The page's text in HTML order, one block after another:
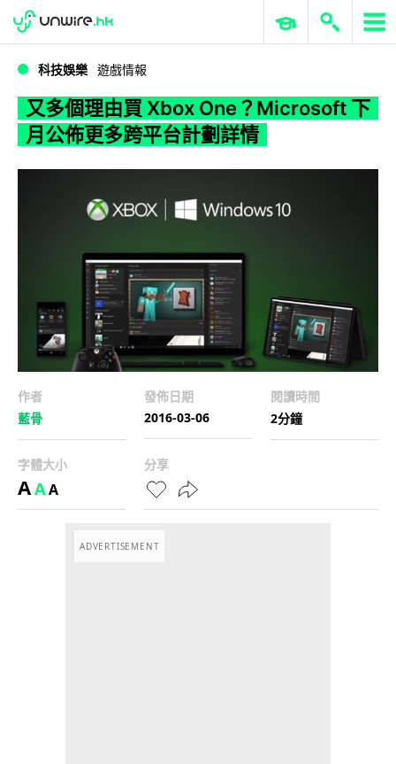
WWDC 2026 ERP 與商業 AI
科技娛樂 遊戲情報
又多個理由買 Xbox One？Microsoft 下
月公佈更多跨平台計劃詳情
作者
藍骨
發佈日期
2016-03-06
閱讀時間
2分鐘
字體大小
AAA
分享
ADVERTISEMENT